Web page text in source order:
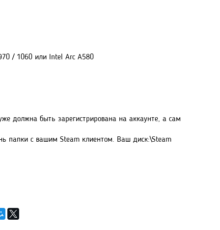
/ 1060 или Intel Arc A580
должна быть зарегистрирована на аккаунте, а сам
папки с вашим Steam клиентом. Ваш диск:\Steam